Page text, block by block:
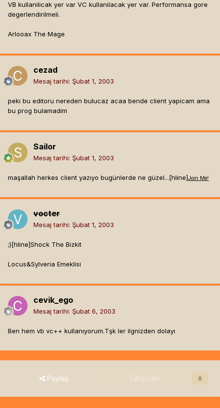
VB kullanilicak yer var VC kullanilacak yer var. Performansa gore
degerlendirilmeli.
Arlooax The Mage
cezad
Mesaj tarihi: Şubat 1, 2003
peki bu editoru nereden bulucaz acaa bende client yapicam ama
bu prog bulamadim
Sailor
Mesaj tarihi: Şubat 1, 2003
maşallah herkes client yazıyo bugünlerde ne güzel...[hline]Join Me!
vocter
Mesaj tarihi: Şubat 1, 2003
;)[hline]Shock The Bizkit
Locus&Sylveria Emeklisi
cevik_ego
Mesaj tarihi: Şubat 6, 2003
Ben hem vb vc++ kullanıyorum.Tşk ler ilgnizden dolayı
Paylaş Takipçiler 0